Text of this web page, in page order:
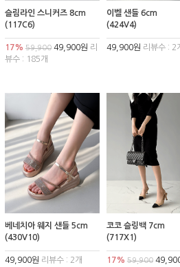
슬림라인 스니커즈 8cm
(117C6)
17% 59,900 49,900원 리
뷰수 : 185개
이벨 샌들 6cm
(424V4)
49,900원 리뷰수 : 2
베네치아 웨지 샌들 5cm
(430V10)
49,900원 리뷰수 : 2개
코코 슬링백 7cm
(717X1)
17% 59,900